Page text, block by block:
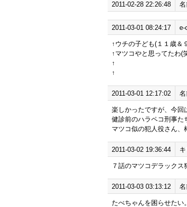
2011-02-28 22:26:48 名
2011-03-01 08:24:17 e-
↑ウチの子ども(１１歳＆
↑マツコやと思ってたわ(
↑
↑
2011-03-01 12:17:02 名
楽しかったですが、今回
健診前のハラペコ刑事た
マツコ似の犯人役さん、
2011-03-02 19:36:44 キ
７話のマツコデラック
2011-03-03 03:13:12 名
たべちゃんを困らせたい。